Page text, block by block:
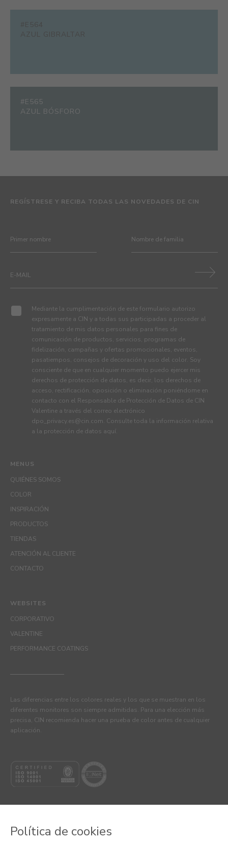
#E565
AZUL BÓSFORO
MENUS
QUIÉNES SOMOS
COLOR
INSPIRACIÓN
PRODUCTOS
TIENDAS
ATENCIÓN AL CLIENTE
CONTACTO
REGÍSTRESE Y RECIBA TODAS LAS NOVEDADES DE CIN
Mediante la cumplimentación de este formulario autorizo
expresamente a CIN y a todas sus participadas a proceder al
tratamiento de mis datos personales para fines de
comunicación de productos, servicios, programas de
fidelización, campañas y ofertas promocionales, eventos,
pasatiempos, consejos de decoración y uso del color. Soy
consciente de que en cualquier momento puedo ejercer mis
derechos de protección de datos, es decir, los derechos de
acceso, rectificación, oposición o eliminación poniéndome en
contacto con el Responsable de Protección de Datos de CIN
Valentine a través del correo electrónico
dpo_privacy.es@cin.com. Consulte toda la información relativa
a la protección de datos aquí.
WEBSITES
CORPORATIVO
VALENTINE
PERFORMANCE COATINGS
Las diferencias entre los colores reales y los que se muestran en los
diferentes monitores son siempre admitidas. Para una elección más
precisa, CIN recomienda hacer una prueba de color antes de cualquier
aplicación.
Política de cookies